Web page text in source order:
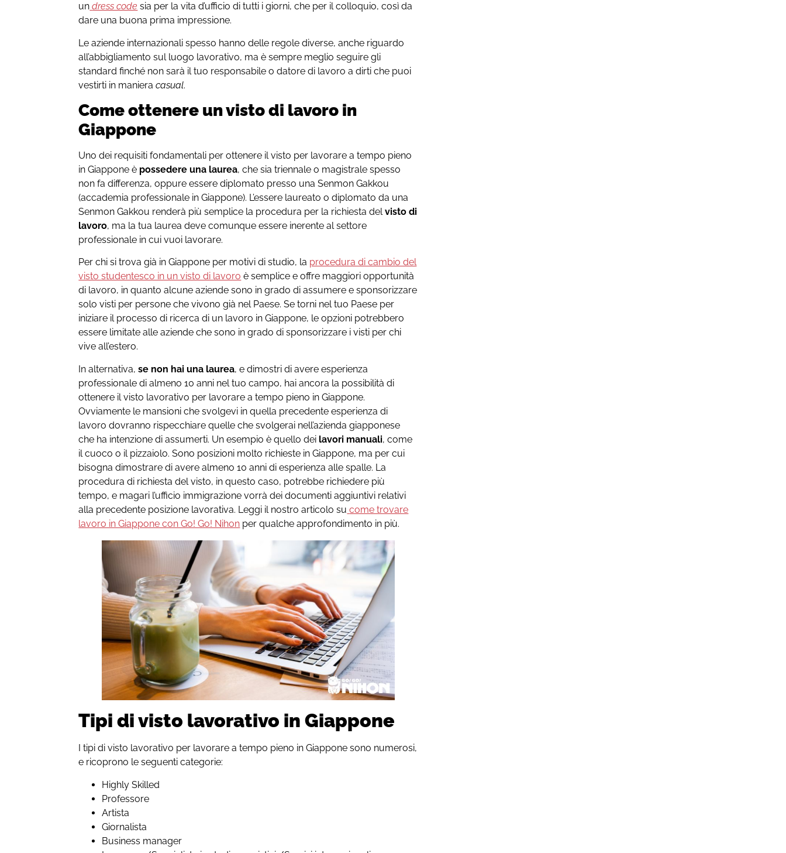
un dress code sia per la vita d’ufficio di tutti i giorni, che per il colloquio, così da
dare una buona prima impressione.
Le aziende internazionali spesso hanno delle regole diverse, anche riguardo
all’abbigliamento sul luogo lavorativo, ma è sempre meglio seguire gli
standard finché non sarà il tuo responsabile o datore di lavoro a dirti che puoi
vestirti in manieracasual.
Come ottenere un visto di lavoro in
Giappone
Uno dei requisiti fondamentali per ottenere il visto per lavorare a tempo pieno
in Giappone è possedere una laurea, che sia triennale o magistrale spesso
non fa differenza, oppure essere diplomato presso una Senmon Gakkou
(accademia professionale in Giappone). L’essere laureato o diplomato da una
Senmon Gakkou renderà più semplice la procedura per la richiesta delvisto di
lavoro, ma la tua laurea deve comunque essere inerente al settore
professionale in cui vuoi lavorare.
Per chi si trova già in Giappone per motivi di studio, la procedura di cambio del
visto studentesco in un visto di lavoro è semplice e offre maggiori opportunità
di lavoro, in quanto alcune aziende sono in grado di assumere e sponsorizzare
solo visti per persone che vivono già nel Paese. Se torni nel tuo Paese per
iniziare il processo di ricerca di un lavoro in Giappone, le opzioni potrebbero
essere limitate alle aziende che sono in grado di sponsorizzare i visti per chi
vive all’estero.
In alternativa,se non hai una laurea, e dimostri di avere esperienza
professionale di almeno 10 anni nel tuo campo, hai ancora la possibilità di
ottenere il visto lavorativo per lavorare a tempo pieno in Giappone.
Ovviamente le mansioni che svolgevi in quella precedente esperienza di
lavoro dovranno rispecchiare quelle che svolgerai nell’azienda giapponese
che ha intenzione di assumerti. Un esempio è quello dei lavori manuali, come
il cuoco o il pizzaiolo. Sono posizioni molto richieste in Giappone, ma per cui
bisogna dimostrare di avere almeno 10 anni di esperienza alle spalle. La
procedura di richiesta del visto, in questo caso, potrebbe richiedere più
tempo, e magari l’ufficio immigrazione vorrà dei documenti aggiuntivi relativi
alla precedente posizione lavorativa. Leggi il nostro articolo su come trovare
lavoro in Giappone con Go! Go! Nihon per qualche approfondimento in più.
Tipi di visto lavorativo in Giappone
I tipi di visto lavorativo per lavorare a tempo pieno in Giappone sono numerosi,
e ricoprono le seguenti categorie:
Highly Skilled
Professore
Artista
Giornalista
Business manager